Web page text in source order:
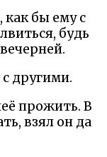
как бы ему с
будь
с другими.
прожить. В
взял он да